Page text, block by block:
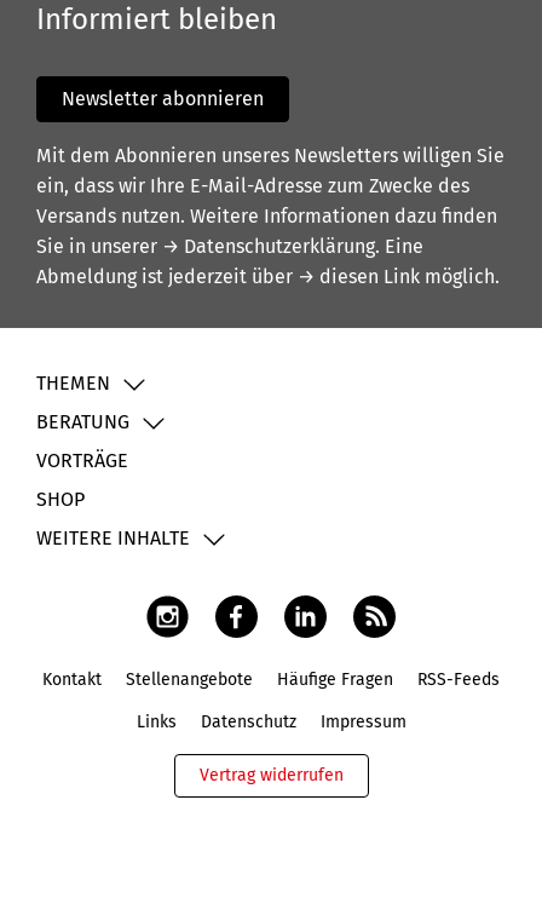
Informiert bleiben
Newsletter abonnieren
Mit dem Abonnieren unseres Newsletters willigen Sie
ein, dass wir Ihre E-Mail-Adresse zum Zwecke des
Versands nutzen. Weitere Informationen dazu finden
Sie in unserer → Datenschutzerklärung. Eine
Abmeldung ist jederzeit über → diesen Link möglich.
THEMEN
BERATUNG
VORTRÄGE
SHOP
WEITERE INHALTE
Kontakt Stellenangebote Häufige Fragen RSS-Feeds
Links Datenschutz Impressum
Vertrag widerrufen